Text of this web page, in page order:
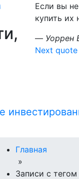
Если вы
купить их
— Уоррен
Next quote
Главная
»
Записи с